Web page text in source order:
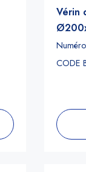
Vérin
CODE